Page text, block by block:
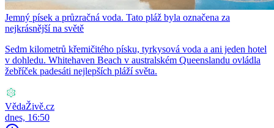
Jemný písek a průzračná voda. Tato pláž byla označena za
nejkrásnější na světě
Sedm kilometrů křemičitého písku, tyrkysová voda a ani jeden hotel
v dohledu. Whitehaven Beach v australském Queenslandu ovládla
žebříček padesáti nejlepších pláží světa.
VědaŽivě.cz
dnes, 16:50